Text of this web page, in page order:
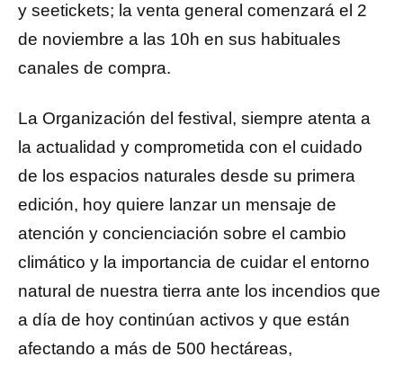
y seetickets; la venta general comenzará el 2
de noviembre a las 10h en sus habituales
canales de compra.
La Organización del festival, siempre atenta a
la actualidad y comprometida con el cuidado
de los espacios naturales desde su primera
edición, hoy quiere lanzar un mensaje de
atención y concienciación sobre el cambio
climático y la importancia de cuidar el entorno
natural de nuestra tierra ante los incendios que
a día de hoy continúan activos y que están
afectando a más de 500 hectáreas,